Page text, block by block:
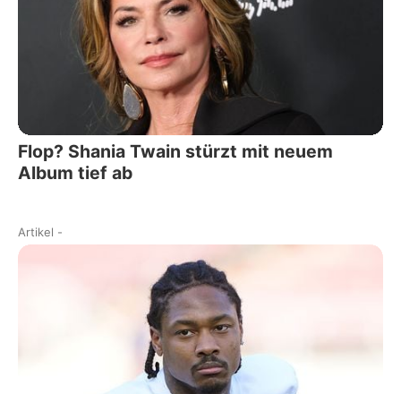
Flop? Shania Twain stürzt mit neuem
Album tief ab
Artikel -